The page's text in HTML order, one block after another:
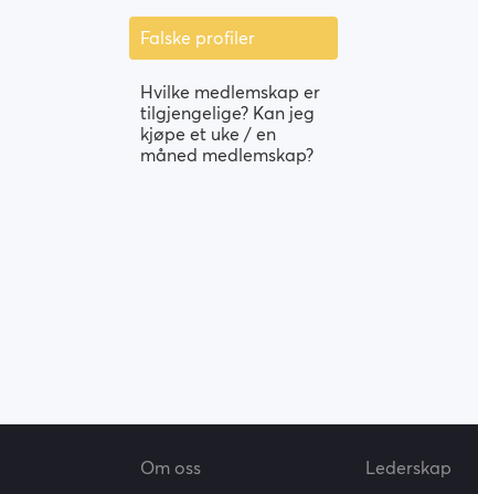
Falske profiler
Hvilke medlemskap er
tilgjengelige? Kan jeg
kjøpe et uke / en
måned medlemskap?
Om oss Lederskap